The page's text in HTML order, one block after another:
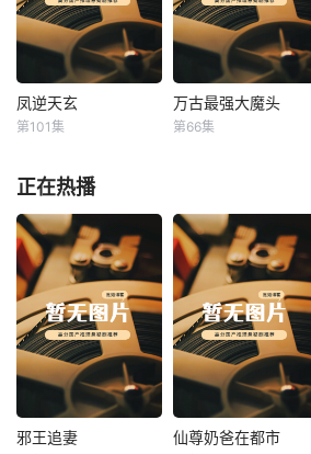
凤逆天玄
凤逆天玄
第101集
万古最强大魔头
万古最强大魔头
第66集
正在热播
热播
邪王追妻 热播
仙尊奶爸在都市